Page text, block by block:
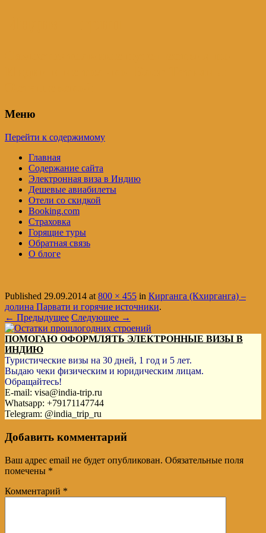
Меню
Перейти к содержимому
Главная
Содержание сайта
Электронная виза в Индию
Дешевые авиабилеты
Отели со скидкой
Booking.com
Страховка
Горящие туры
Обратная связь
О блоге
Published 29.09.2014 at800 × 455 in Кирганга (Кхирганга) –
долина Парвати и горячие источники.
← Предыдущее Следующее →
ПОМОГАЮ ОФОРМЛЯТЬ ЭЛЕКТРОННЫЕ ВИЗЫ В
ИНДИЮ
Туристические визы на 30 дней, 1 год и 5 лет.
Выдаю чеки физическим и юридическим лицам.
Обращайтесь!
E-mail: visa@india-trip.ru
Whatsapp: +79171147744
Telegram: @india_trip_ru
Добавить комментарий
Ваш адрес email не будет опубликован. Обязательные поля
помечены *
Комментарий *